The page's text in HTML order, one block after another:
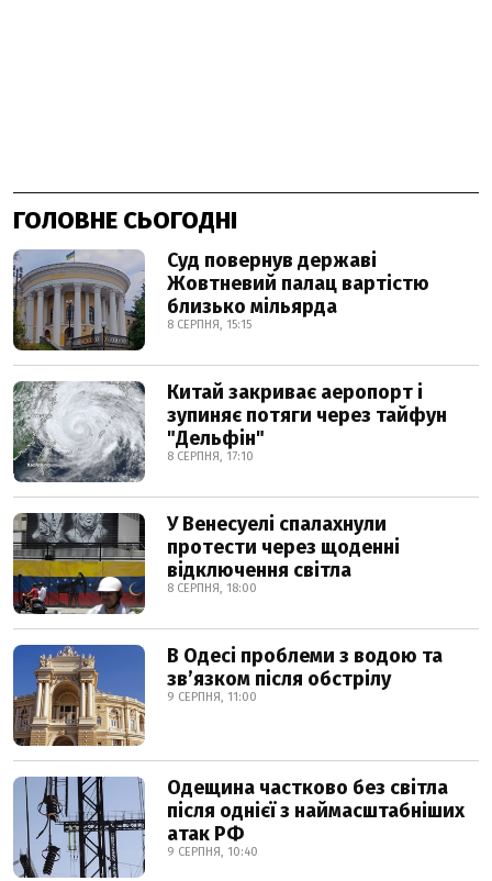
ГОЛОВНЕ СЬОГОДНІ
Суд повернув державі
Жовтневий палац вартістю
близько мільярда
8 СЕРПНЯ, 15:15
Китай закриває аеропорт і
зупиняє потяги через тайфун
"Дельфін"
8 СЕРПНЯ, 17:10
У Венесуелі спалахнули
протести через щоденні
відключення світла
8 СЕРПНЯ, 18:00
В Одесі проблеми з водою та
звʼязком після обстрілу
9 СЕРПНЯ, 11:00
Одещина частково без світла
після однієї з наймасштабніших
атак РФ
9 СЕРПНЯ, 10:40